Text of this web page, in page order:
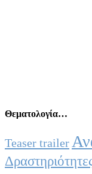
Θεματολογία…
Teaser trailer